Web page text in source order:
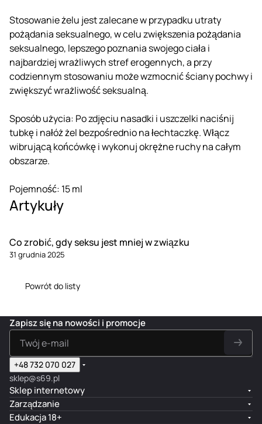
Stosowanie żelu jest zalecane w przypadku utraty
pożądania seksualnego, w celu zwiększenia pożądania
seksualnego, lepszego poznania swojego ciała i
najbardziej wrażliwych stref erogennych, a przy
codziennym stosowaniu może wzmocnić ściany pochwy i
zwiększyć wrażliwość seksualną.
Sposób użycia: Po zdjęciu nasadki i uszczelki naciśnij
tubkę i nałóż żel bezpośrednio na łechtaczkę. Włącz
wibrującą końcówkę i wykonuj okrężne ruchy na całym
obszarze.
Pojemność: 15 ml
Artykuły
Co zrobić, gdy seksu jest mniej w związku
31 grudnia 2025
Powrót do listy
Zapisz się na nowości i promocje
+48 732 070 027
sklep@s69.pl
Sklep internetowy
Zarządzanie
Edukacja 18+